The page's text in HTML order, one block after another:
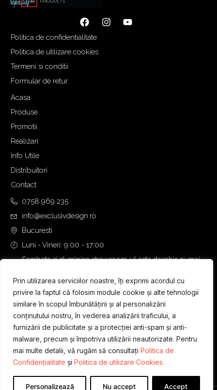
Prin utilizarea serviciilor noastre, îți exprimi acordul cu
privire la faptul că folosim module cookie și alte tehnologii
similare în scopul îmbunătățirii și al personalizării
conținutului nostru, în vederea analizării traficului, a
furnizării de publicitate și a protecției anti-spam și anti-
malware, precum și împotriva utilizării neautorizate. Pentru
mai multe detalii, vă rugăm să consultați Politica de
Confidențialitate și Politica de utilizare Cookies.
Personalizează Nu accept Accept
Politica de confidentialitate
Politica de utilizare cookies
Termeni si conditii
Formular de retur
Acasa
Produse
Promotii
Realizari
Info Utile
Distribuitori
Contact
0758 969 235
info@exclusivdesign.ro
Bucuresti
Luni - Vineri: 9:00 - 17:00
Sambata si duminica showroom-ul este deschis numai